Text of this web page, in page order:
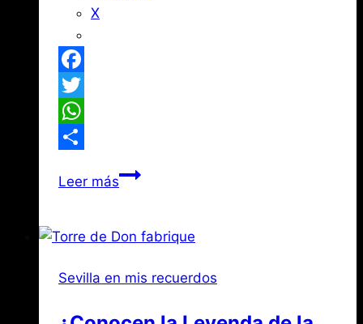
X
Facebook
Twitter
WhatsApp
Leer másLas
de
Giralda
Sevilla en mis recuerdos